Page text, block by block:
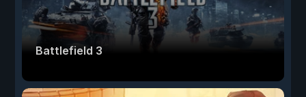
Battlefield 3